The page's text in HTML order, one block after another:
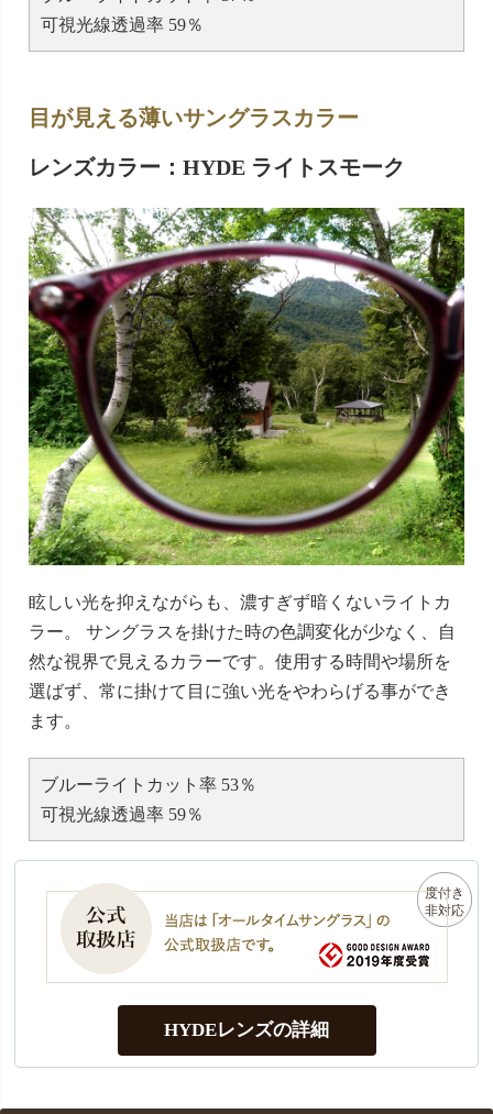
可視光線透過率 59％
目が見える薄いサングラスカラー
レンズカラー：HYDE ライトスモーク
眩しい光を抑えながらも、濃すぎず暗くないライトカ
ラー。 サングラスを掛けた時の色調変化が少なく、自
然な視界で見えるカラーです。使用する時間や場所を
選ばず、常に掛けて目に強い光をやわらげる事ができ
ます。
ブルーライトカット率 53％
可視光線透過率 59％
HYDEレンズの詳細